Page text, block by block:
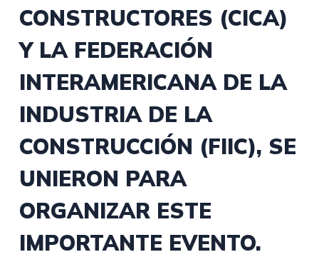
CONSTRUCTORES (CICA)
Y LA FEDERACIÓN
INTERAMERICANA DE LA
INDUSTRIA DE LA
CONSTRUCCIÓN (FIIC), SE
UNIERON PARA
ORGANIZAR ESTE
IMPORTANTE EVENTO.